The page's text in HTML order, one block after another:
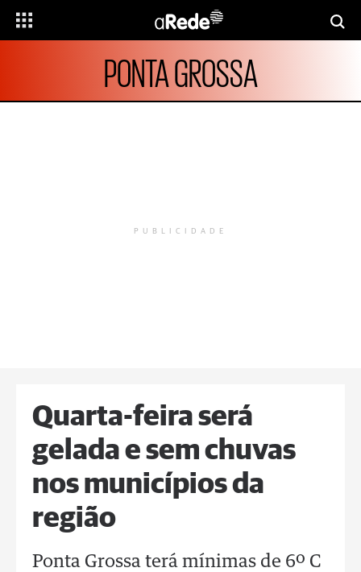
PONTA GROSSA
PUBLICIDADE
Quarta-feira será
gelada e sem chuvas
nos municípios da
região
Ponta Grossa terá mínimas de 6º C